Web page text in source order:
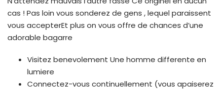
cas ! Pas loin vous sonderez de gens , lequel paraissent
vous accepterEt plus on vous offre de chances d’une
adorable bagarre
Visitez benevolement Une homme differente en
lumiere
Connectez-vous continuellement (vous apaiserez